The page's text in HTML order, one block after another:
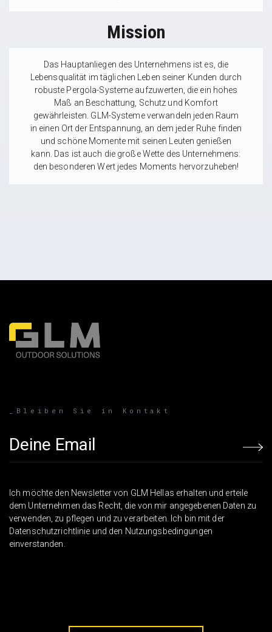
Mission
Das Hauptanliegen des Unternehmens ist es, die
Lebensqualität im täglichen Leben seiner Kunden durch
robuste Pergola-Systeme aufzuwerten, die ein hohes
Maß an Beschattung, Schutz und Komfort
gewährleisten. GLM-Systeme verwandeln jeden Raum
in einen Ort der Entspannung, an dem jeder Ruhe finden
und schöne Momente mit seinen Leuten genießen
kann. Das ist auch die große Wette des Unternehmens:
den besonderen Wert jedes Moments hervorzuheben!
_Bleiben Sie in Kontakt
Email address
Ich möchte den Newsletter von GLM Hellas erhalten und erteile
dem Unternehmen das Recht, die von mir angegebenen Daten zu
verwenden, zu pflegen und zu verarbeiten. Ich bin mit der
Datenschutzrichtlinie und den Nutzungsbedingungen
einverstanden.